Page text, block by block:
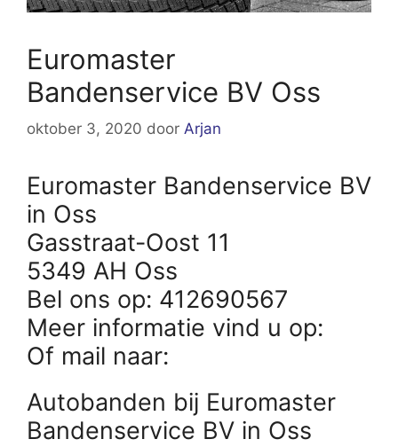
Euromaster
Bandenservice BV Oss
oktober 3, 2020 door Arjan
Euromaster Bandenservice BV
in Oss
Gasstraat-Oost 11
5349 AH Oss
Bel ons op: 412690567
Meer informatie vind u op:
Of mail naar:
Autobanden bij Euromaster
Bandenservice BV in Oss